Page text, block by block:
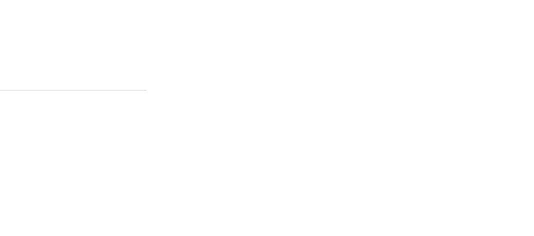
moment in een
365 dagen geldig vanaf de
kun je kiezen voor het
laat zien in 8 gangen. Als
lekker eten houdt, kun je
jezelf op het 4-gangenmenu